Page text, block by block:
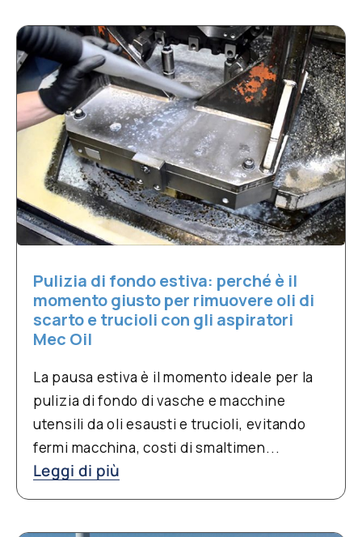
Pulizia di fondo estiva: perché è il
momento giusto per rimuovere oli di
scarto e trucioli con gli aspiratori
Mec Oil
La pausa estiva è il momento ideale per la
pulizia di fondo di vasche e macchine
utensili da oli esausti e trucioli, evitando
fermi macchina, costi di smaltimen...
Leggi di più